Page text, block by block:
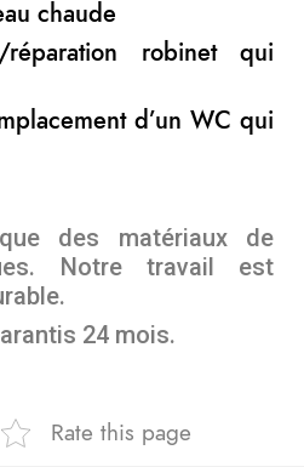
chaude
réparation robinet qui
d’un WC qui
des matériaux de
Notre travail est
24 mois.
Rate this page